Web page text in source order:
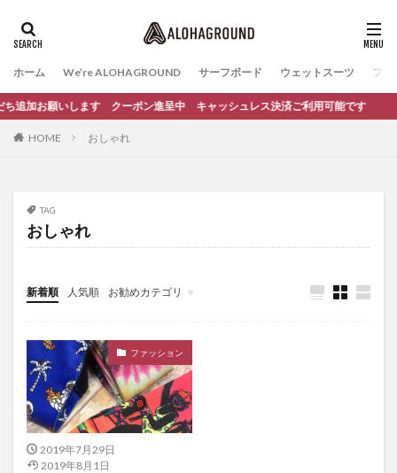
ホーム We’re ALOHAGROUND サーフボード ウェットスーツ ファ
お願いします クーポン進呈中 キャッシュレス決済ご利用可能です
HOME おしゃれ
TAG
おしゃれ
新着順 人気順 お勧めカテゴリ
イベント
サーフィンスクール
ファッション
2019年7月29日
2019年8月1日